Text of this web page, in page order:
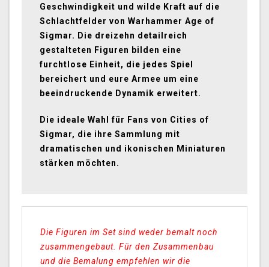
Geschwindigkeit und wilde Kraft auf die
Schlachtfelder von Warhammer Age of
Sigmar. Die dreizehn detailreich
gestalteten Figuren bilden eine
furchtlose Einheit, die jedes Spiel
bereichert und eure Armee um eine
beeindruckende Dynamik erweitert.
Die ideale Wahl für Fans von Cities of
Sigmar, die ihre Sammlung mit
dramatischen und ikonischen Miniaturen
stärken möchten.
Die Figuren im Set sind weder bemalt noch
zusammengebaut. Für den Zusammenbau
und die Bemalung empfehlen wir die